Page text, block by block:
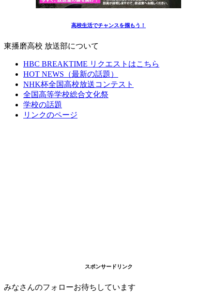
高校生活でチャンスを掴もう！
東播磨高校 放送部について
HBC BREAKTIME リクエストはこちら
HOT NEWS（最新の話題）
NHK杯全国高校放送コンテスト
全国高等学校総合文化祭
学校の話題
リンクのページ
スポンサードリンク
みなさんのフォローお待ちしています